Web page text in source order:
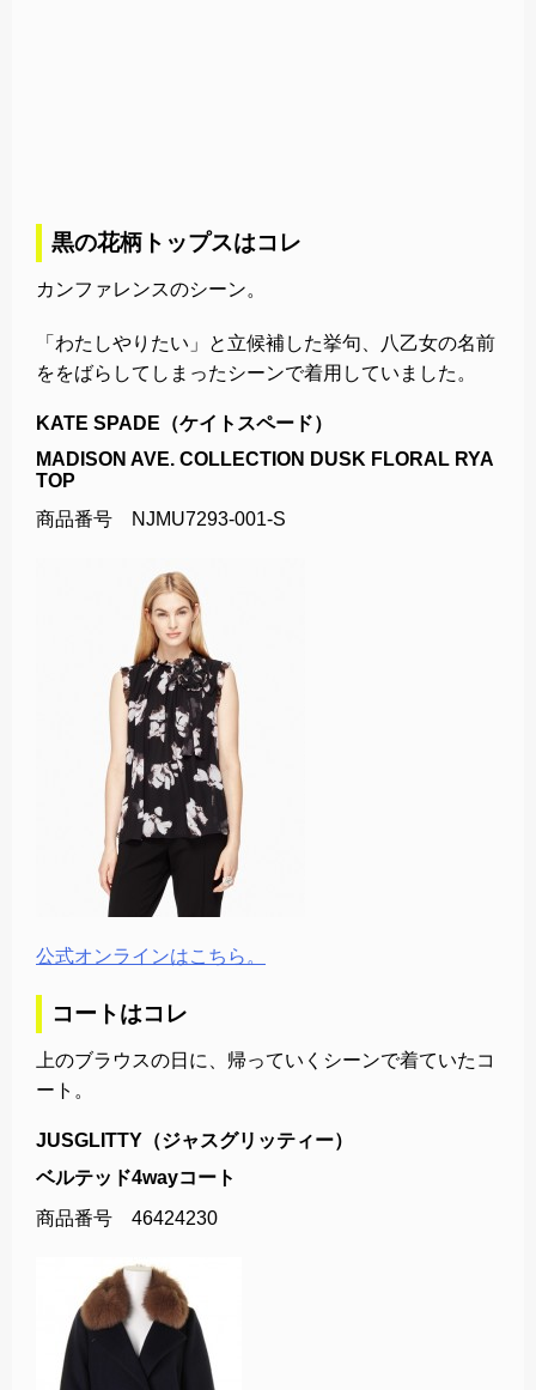
黒の花柄トップスはコレ
カンファレンスのシーン。
「わたしやりたい」と立候補した挙句、八乙女の名前
ををばらしてしまったシーンで着用していました。
KATE SPADE（ケイトスペード）
MADISON AVE. COLLECTION DUSK FLORAL RYA
TOP
商品番号 NJMU7293-001-S
公式オンラインはこちら。
コートはコレ
上のブラウスの日に、帰っていくシーンで着ていたコ
ート。
JUSGLITTY（ジャスグリッティー）
ベルテッド4wayコート
商品番号 46424230